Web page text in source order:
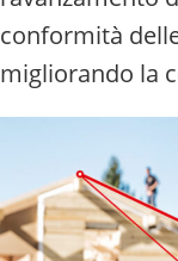
conformità
migliorando la